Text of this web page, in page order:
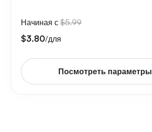
Начиная с $5.99
$3.80/для
Посмотреть параметры